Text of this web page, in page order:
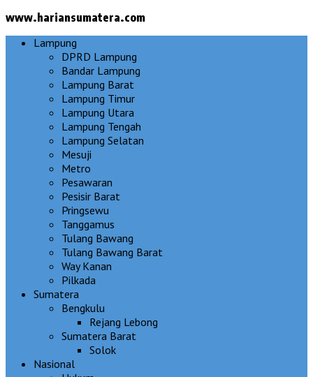
www.hariansumatera.com
Lampung
DPRD Lampung
Bandar Lampung
Lampung Barat
Lampung Timur
Lampung Utara
Lampung Tengah
Lampung Selatan
Mesuji
Metro
Pesawaran
Pesisir Barat
Pringsewu
Tanggamus
Tulang Bawang
Tulang Bawang Barat
Way Kanan
Pilkada
Sumatera
Bengkulu
Rejang Lebong
Sumatera Barat
Solok
Nasional